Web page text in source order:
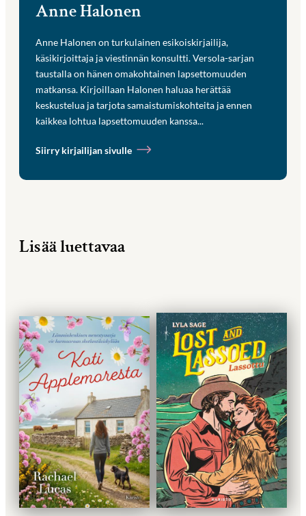
Anne Halonen
Anne Halonen on turkulainen esikoiskirjailija,
käsikirjoittaja ja viestinnän konsultti. Versola-sarjan
taustalla on hänen omakohtainen lapsettomuuden
matkansa. Kirjoillaan Halonen haluaa herättää
keskustelua ja tarjota samaistumiskohteita ja ennen
kaikkea lohtua lapsettomuuden kanssa...
Siirry kirjailijan sivulle
Lisää luettavaa